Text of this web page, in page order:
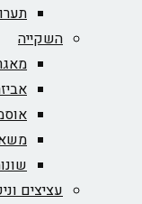
השקייה
עציצים